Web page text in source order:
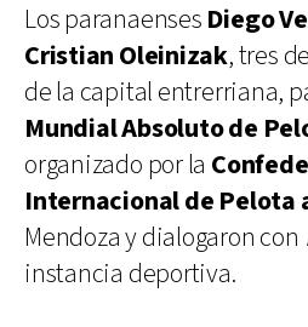
Los paranaenses Diego
Cristian Oleinizak, tres
de la capital entrerriana,
Mundial Absoluto de
organizado por la
Internacional de Pelota
Mendoza y dialogaron con
instancia deportiva.